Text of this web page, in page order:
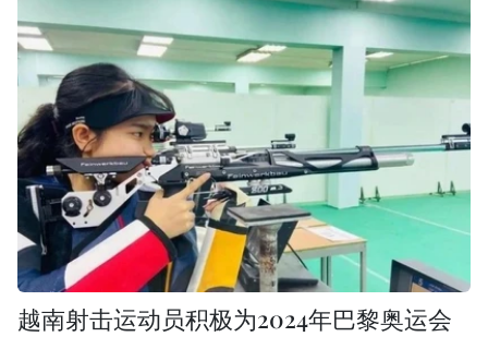
越南射击运动员积极为2024年巴黎奥运会